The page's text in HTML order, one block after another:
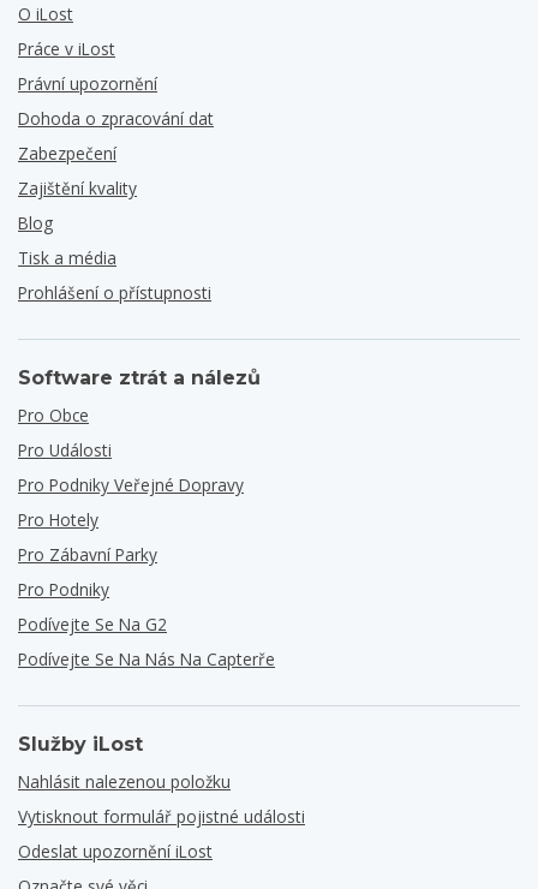
O iLost
Práce v iLost
Právní upozornění
Dohoda o zpracování dat
Zabezpečení
Zajištění kvality
Blog
Tisk a média
Prohlášení o přístupnosti
Software ztrát a nálezů
Pro Obce
Pro Události
Pro Podniky Veřejné Dopravy
Pro Hotely
Pro Zábavní Parky
Pro Podniky
Podívejte Se Na G2
Podívejte Se Na Nás Na Capterře
Služby iLost
Nahlásit nalezenou položku
Vytisknout formulář pojistné události
Odeslat upozornění iLost